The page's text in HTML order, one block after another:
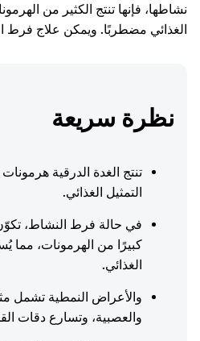
نشاطها، فإنها تنتج الكثير من
الغذائي مضطربًا. ويمكن علاج فرط
نظرة سريعة
تنتج الغدة الدرقية
التمثيل الغذائي.
في حالة فرط النشاط، تكوّن
كبيرًا من الهرمونات، مما
الغذائي.
والأعراض النمطية تشمل
والعصبية، وتسارع دقات